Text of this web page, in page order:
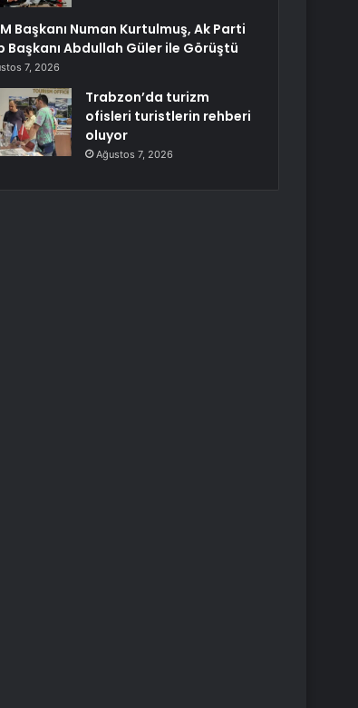
Başkanı Numan Kurtulmuş, Ak Parti
Başkanı Abdullah Güler ile Görüştü
7, 2026
Trabzon’da turizm
ofisleri turistlerin rehberi
oluyor
Ağustos 7, 2026